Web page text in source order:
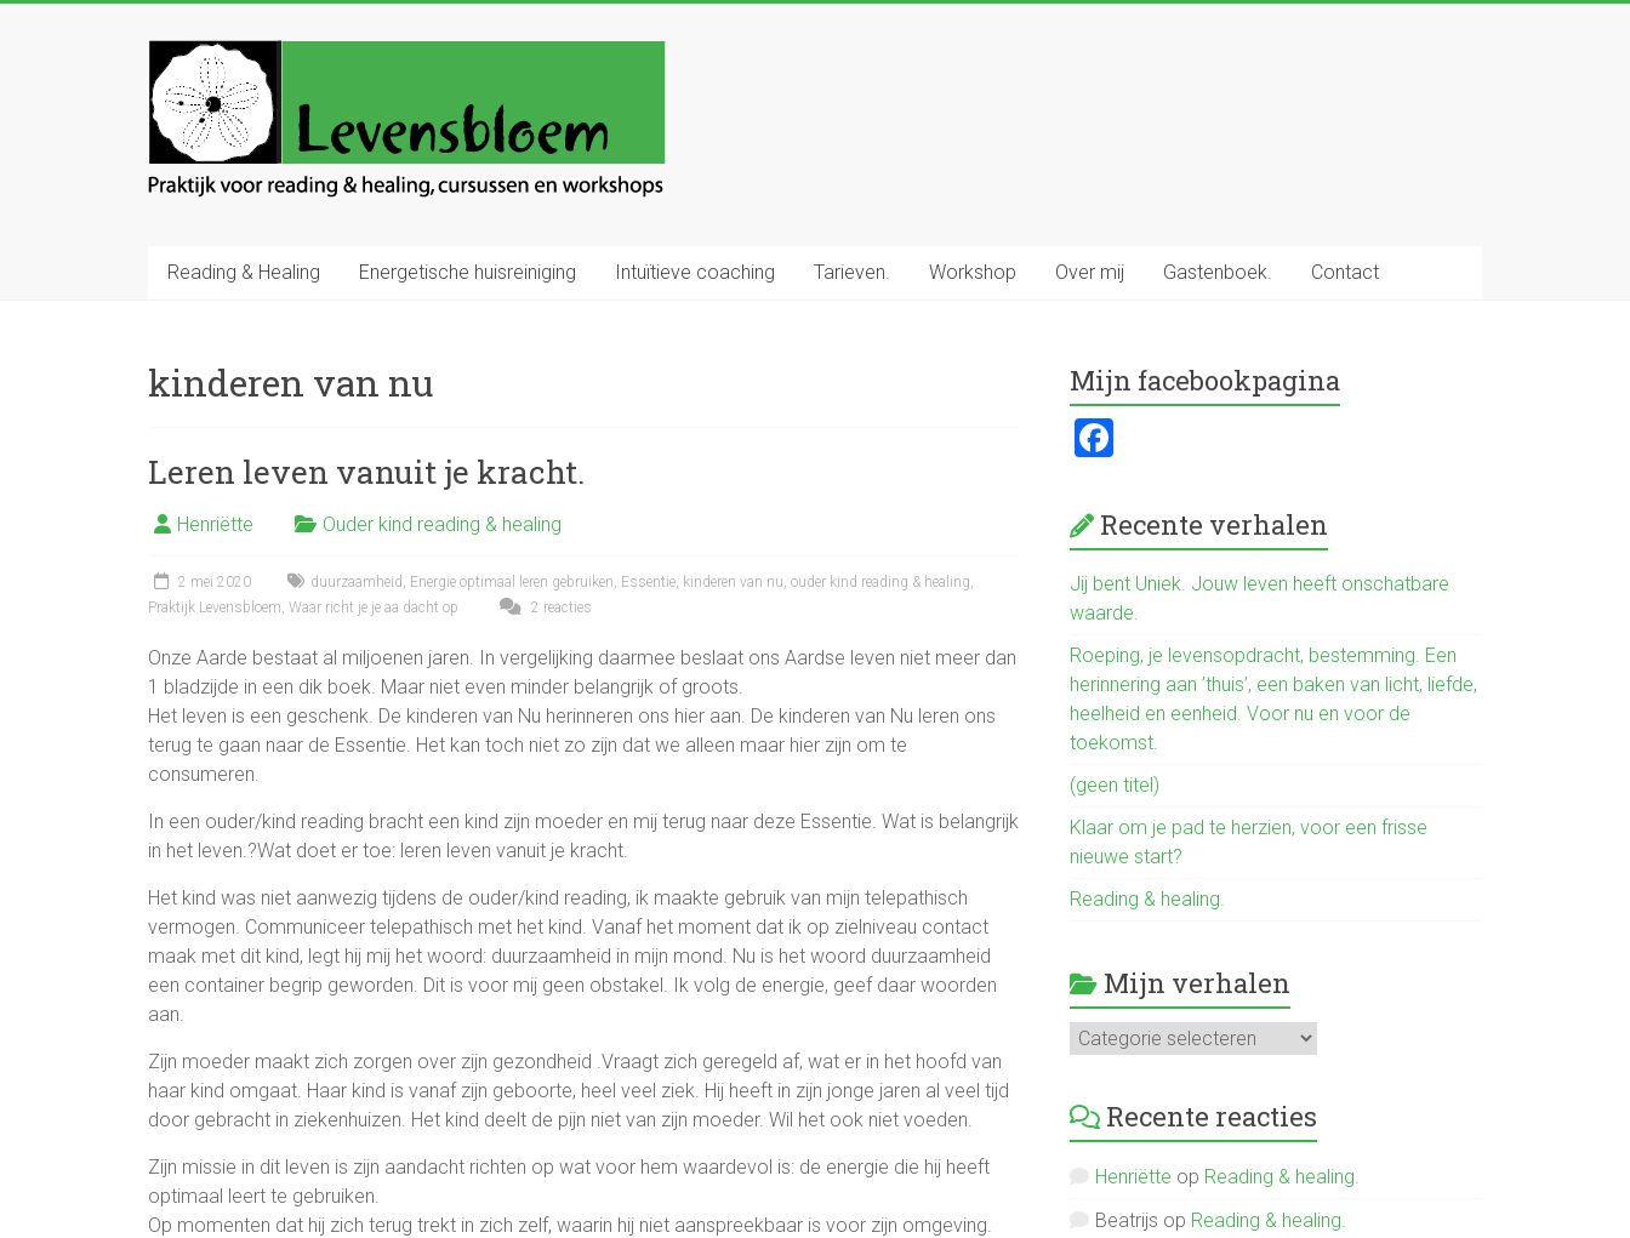
Levensbloem
Praktijk
voor
reading
Reading & Healing
Energetische huisreiniging Intuïtieve coaching Tarieven. Workshop Over mij Gastenboek. Contact
kinderen van nu
Leren leven vanuit je kracht.
Henriëtte Ouder kind reading & healing
2 mei 2020 duurzaamheid , Energie optimaal leren gebruiken, Essentie, kinderen van nu, ouder kind reading & healing,
Praktijk Levensbloem, Waar richt je je aa dacht op 2 reacties
Onze Aarde bestaat al miljoenen jaren. In vergelijking daarmee beslaat ons Aardse leven niet meer dan
1 bladzijde in een dik boek. Maar niet even minder belangrijk of groots.
Het leven is een geschenk. De kinderen van Nu herinneren ons hier aan. De kinderen van Nu leren ons
terug te gaan naar de Essentie. Het kan toch niet zo zijn dat we alleen maar hier zijn om te
consumeren.
In een ouder/kind reading bracht een kind zijn moeder en mij terug naar deze Essentie. Wat is belangrijk
in het leven.?Wat doet er toe: leren leven vanuit je kracht.
Het kind was niet aanwezig tijdens de ouder/kind reading, ik maakte gebruik van mijn telepathisch
vermogen. Communiceer telepathisch met het kind. Vanaf het moment dat ik op zielniveau contact
maak met dit kind, legt hij mij het woord: duurzaamheid in mijn mond. Nu is het woord duurzaamheid
een container begrip geworden. Dit is voor mij geen obstakel. Ik volg de energie, geef daar woorden
aan.
Zijn moeder maakt zich zorgen over zijn gezondheid .Vraagt zich geregeld af, wat er in het hoofd van
haar kind omgaat. Haar kind is vanaf zijn geboorte, heel veel ziek. Hij heeft in zijn jonge jaren al veel tijd
door gebracht in ziekenhuizen. Het kind deelt de pijn niet van zijn moeder. Wil het ook niet voeden.
Zijn missie in dit leven is zijn aandacht richten op wat voor hem waardevol is: de energie die hij heeft
optimaal leert te gebruiken.
Op momenten dat hij zich terug trekt in zich zelf, waarin hij niet aanspreekbaar is voor zijn omgeving.
Mijn facebookpagina
ce
b
o
ok
Recente verhalen
Jij bent Uniek. Jouw leven heeft onschatbare
waarde.
Roeping, je levensopdracht, bestemming. Een
herinnering aan ’thuis’, een baken van licht, liefde,
heelheid en eenheid. Voor nu en voor de
toekomst.
(geen titel)
Klaar om je pad te herzien, voor een frisse
nieuwe start?
Reading & healing.
Mijn verhalen
Mijn
verhalen
Recente reacties
Henriëtte op Reading & healing.
Beatrijs op Reading & healing.